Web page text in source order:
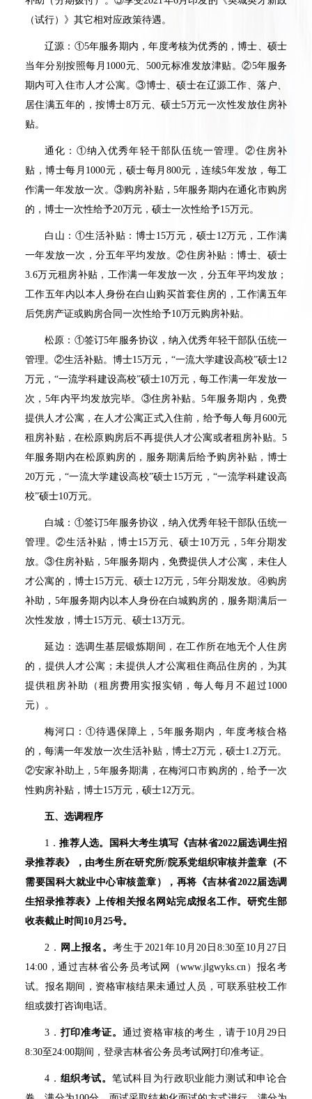
（试行）》其它相对应政策待遇。
辽源：①5年服务期内，年度考核为优秀的，博士、硕士
当年分别按照每月 1000元、 500元标准发放津贴。②5年服务
期内可入住市人才公寓。③博士、硕士在辽源工作、落户、
居住满五年的，按博士8万元、硕士5万元一次性发放住房补
贴。
通化：①纳入优秀年轻干部队伍统一管理。②住房补
贴，博士每月 1000元，硕士每月 800元，连续5年发放，每工
作满一年发放一次。③购房补贴， 5年服务期内在通化市购房
的，博士一次性给予20万元，硕士一次性给予15万元。
白山：①生活补贴：博士15万元，硕士12万元，工作满
一年发放一次，分五年平均发放。②住房补贴：博士、硕士
3.6万元租房补贴，工作满一年发放一次，分五年平均发放；
工作五年内以本人身份在白山购买首套住房的，工作满五年
后凭房产证或购房合同一次性给予10万元购房补贴。
松原：①签订5年服务协议，纳入优秀年轻干部队伍统一
管理。②生活补贴。博士15万元， “一流大学建设高校”硕士12
万元， “一流学科建设高校”硕士10万元，每工作满一年发放一
次， 5年内平均发放完毕。③住房补贴。5年服务期内，免费
提供人才公寓，在人才公寓正式入住前，给予每人每月 600元
租房补贴，在松原购房后不再提供人才公寓或者租房补贴。 5
年服务期内在松原购房的，服务期满后给予购房补贴，博士
20万元，“一流大学建设高校”硕士15万元， “一流学科建设高
校”硕士10万元。
白城：①签订5年服务协议，纳入优秀年轻干部队伍统一
管理。②生活补贴，博士15万元、硕士10万元， 5年分期发
放。③住房补贴， 5年服务期内，免费提供人才公寓，未住人
才公寓的，博士15万元、硕士12万元，5年分期发放。④购房
补助， 5年服务期内以本人身份在白城购房的，服务期满后一
次性发放，博士15万元、硕士13万元。
延边：选调生基层锻炼期间，在工作所在地无个人住房
的，提供人才公寓；未提供人才公寓租住商品住房的，为其
提供租房补助（租房费用实报实销，每人每月不超过 1000
元）。
梅河口：①待遇保障上，5年服务期内，年度考核合格
的，每满一年发放一次生活补贴，博士2万元，硕士1.2万元。
②安家补助上，5年服务期满，在梅河口市购房的，给予一次
性购房补贴，博士15万元，硕士12万元。
五、选调程序
1 ．推荐人选。 国科大考生填写《吉林省2022届选调生招
录推荐表》，由考生所在研究所/ 院系党组织审核并盖章（不
需要国科大就业中心审核盖章），再将《吉林省2022届选调
生招录推荐表》上传相关报名网站完成报名工作。研究生部
收表截止时间 10月 25号。
2 ． 网上报名。考生于2021年10月 20日 8:30至 10月27 日
14:00 ，通过吉林省公务员考试网（www.jlgwyks.cn ）报名考
试。报名期间，资格审核结果未通过人员，可联系驻校工作
组或拨打咨询电话。
3 ． 打印准考证。 通过资格审核的考生，请于10月29 日
8:30至24:00期间，登录吉林省公务员考试网打印准考证。
4 ． 组织考试。 笔试科目为行政职业能力测试和申论合